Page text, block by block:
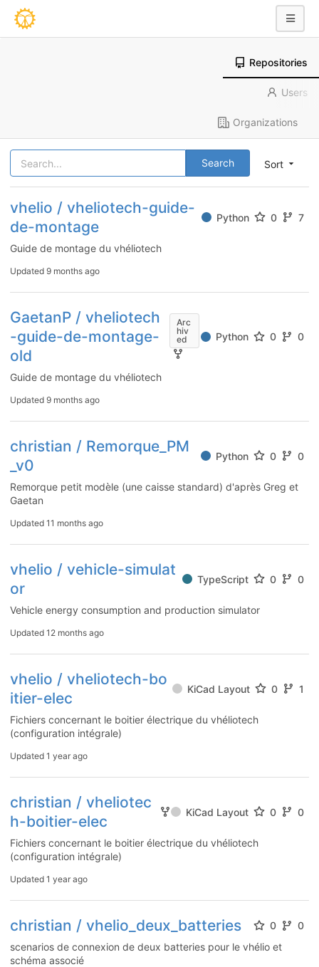
Repositories
Users
Organizations
Sort
Search
vhelio / vheliotech-guide-
de-montage
Python 0 7
Guide de montage du vhéliotech
Updated 9 months ago
GaetanP / vheliotech
-guide-de-montage-
old
Arc
hiv
ed
Python 0 0
Guide de montage du vhéliotech
Updated 9 months ago
christian / Remorque_PM
_v0
Python 0 0
Remorque petit modèle (une caisse standard) d'après Greg et
Gaetan
Updated 11 months ago
vhelio / vehicle-simulat
or
TypeScript 0 0
Vehicle energy consumption and production simulator
Updated 12 months ago
vhelio / vheliotech-bo
itier-elec
KiCad Layout 0 1
Fichiers concernant le boitier électrique du vhéliotech
(configuration intégrale)
Updated 1 year ago
christian / vheliotec
h-boitier-elec
KiCad Layout 0 0
Fichiers concernant le boitier électrique du vhéliotech
(configuration intégrale)
Updated 1 year ago
christian / vhelio_deux_batteries 0
0
scenarios de connexion de deux batteries pour le vhélio et
schéma associé